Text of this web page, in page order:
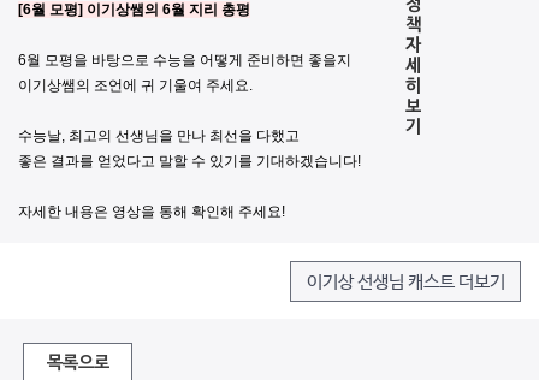
[6월 모평] 이기상쌤의 6월 지리 총평
6월 모평을 바탕으로 수능을 어떻게 준비하면 좋을지
이기상쌤의 조언에 귀 기울여 주세요.
수능날, 최고의 선생님을 만나 최선을 다했고
좋은 결과를 얻었다고 말할 수 있기를 기대하겠습니다!
자세한 내용은 영상을 통해 확인해 주세요!
이기상 선생님 캐스트 더보기
목록으로